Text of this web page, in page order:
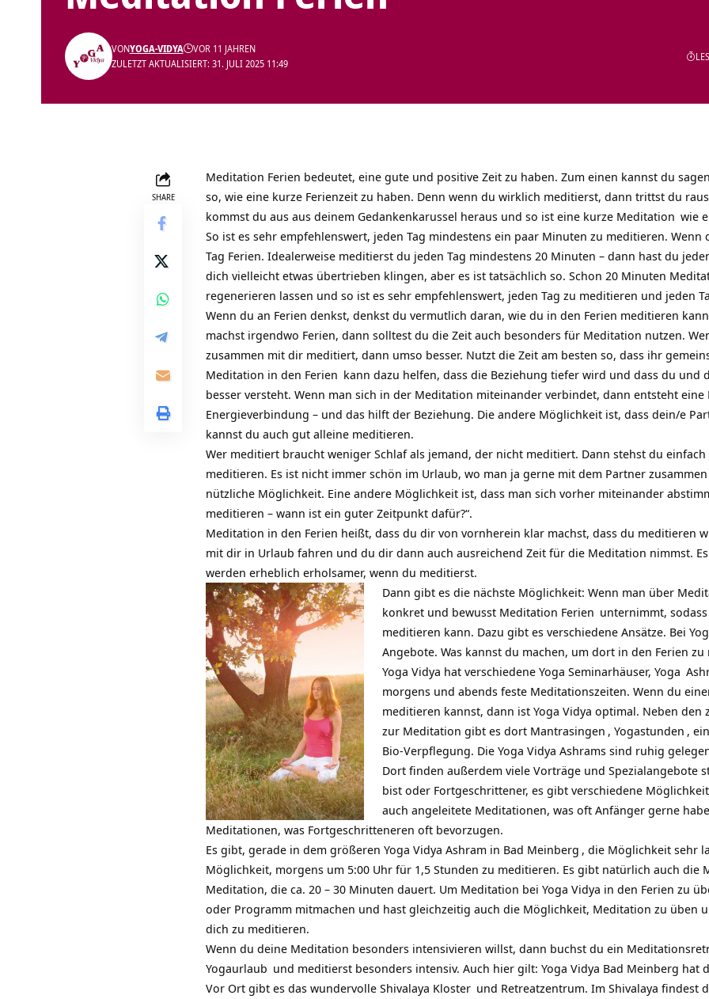
ZULETZT AKTUALISIERT: 31. JULI 2025 11:49
VONYOGA-VIDYA VOR 11 JAHREN
SHARE
Meditation Ferien bedeutet, eine gute und positive Zeit zu haben. Zum einen kannst du
so, wie eine kurze Ferienzeit zu haben. Denn wenn du wirklich meditierst, dann trittst du
kommst du aus aus deinem Gedankenkarussel heraus und so ist eine kurze Meditation wie
So ist es sehr empfehlenswert, jeden Tag mindestens ein paar Minuten zu meditieren.
Tag Ferien. Idealerweise meditierst du jeden Tag mindestens 20 Minuten – dann hast du
dich vielleicht etwas übertrieben klingen, aber es ist tatsächlich so. Schon 20 Minuten
regenerieren lassen und so ist es sehr empfehlenswert, jeden Tag zu meditieren und jeden
Wenn du an Ferien denkst, denkst du vermutlich daran, wie du in den Ferien meditieren
machst irgendwo Ferien, dann solltest du die Zeit auch besonders für Meditation nutzen.
zusammen mit dir meditiert, dann umso besser. Nutzt die Zeit am besten so, dass ihr
Meditation in den Ferien kann dazu helfen, dass die Beziehung tiefer wird und dass du und
besser versteht. Wenn man sich in der Meditation miteinander verbindet, dann entsteht eine
Energieverbindung – und das hilft der Beziehung. Die andere Möglichkeit ist, dass dein/e
kannst du auch gut alleine meditieren.
Wer meditiert braucht weniger Schlaf als jemand, der nicht meditiert. Dann stehst du
meditieren. Es ist nicht immer schön im Urlaub, wo man ja gerne mit dem Partner
nützliche Möglichkeit. Eine andere Möglichkeit ist, dass man sich vorher miteinander
meditieren – wann ist ein guter Zeitpunkt dafür?“.
Meditation in den Ferien heißt, dass du dir von vornherein klar machst, dass du meditieren
mit dir in Urlaub fahren und du dir dann auch ausreichend Zeit für die Meditation nimmst.
werden erheblich erholsamer, wenn du meditierst.
Dann gibt es die nächste Möglichkeit: Wenn man über
konkret und bewusst Meditation Ferien unternimmt,
meditieren kann. Dazu gibt es verschiedene Ansätze. Bei
Angebote. Was kannst du machen, um dort in den Ferien zu
Yoga Vidya hat verschiedene Yoga Seminarhäuser, Yoga
morgens und abends feste Meditationszeiten. Wenn du
meditieren kannst, dann ist Yoga Vidya optimal. Neben
zur Meditation gibt es dort Mantrasingen , Yogastunden ,
Bio-Verpflegung. Die Yoga Vidya Ashrams sind ruhig
Dort finden außerdem viele Vorträge und Spezialangebote
bist oder Fortgeschrittener, es gibt verschiedene
auch angeleitete Meditationen, was oft Anfänger gerne
Meditationen, was Fortgeschritteneren oft bevorzugen.
Es gibt, gerade in dem größeren Yoga Vidya Ashram in Bad Meinberg , die Möglichkeit sehr
Möglichkeit, morgens um 5:00 Uhr für 1,5 Stunden zu meditieren. Es gibt natürlich auch die
Meditation, die ca. 20 – 30 Minuten dauert. Um Meditation bei Yoga Vidya in den Ferien zu
oder Programm mitmachen und hast gleichzeitig auch die Möglichkeit, Meditation zu üben
dich zu meditieren.
Wenn du deine Meditation besonders intensivieren willst, dann buchst du ein
Yogaurlaub und meditierst besonders intensiv. Auch hier gilt: Yoga Vidya Bad Meinberg
Vor Ort gibt es das wundervolle Shivalaya Kloster und Retreatzentrum. Im Shivalaya findest